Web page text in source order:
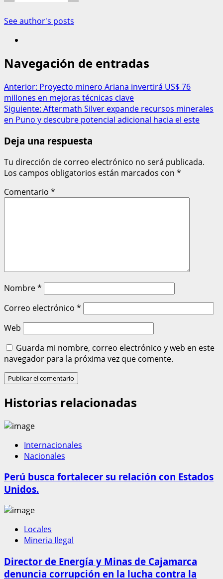
See author's posts
Navegación de entradas
Anterior: Proyecto minero Ariana invertirá US$ 76
millones en mejoras técnicas clave
Siguiente: Aftermath Silver expande recursos minerales
en Puno y descubre potencial adicional hacia el este
Deja una respuesta
Tu dirección de correo electrónico no será publicada.
Los campos obligatorios están marcados con *
Comentario *
Nombre*
Correo electrónico *
Web
Guarda mi nombre, correo electrónico y web en este
navegador para la próxima vez que comente.
Historias relacionadas
Internacionales
Nacionales
Perú busca fortalecer su relación con Estados
Unidos.
Locales
Mineria Ilegal
Director de Energía y Minas de Cajamarca
denuncia corrupción en la lucha contra la